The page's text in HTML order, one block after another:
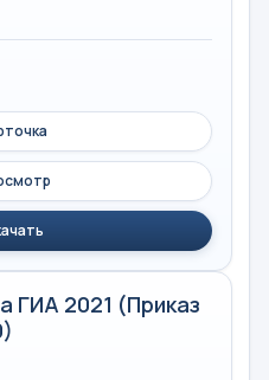
ГИА 2021 (Приказ